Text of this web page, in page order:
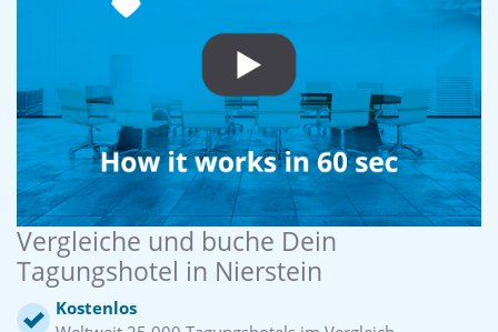
Vergleiche und buche Dein
Tagungshotel in Nierstein
Kostenlos